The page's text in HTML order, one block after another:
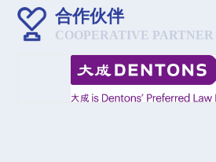
合作伙伴
COOPERATIVE PARTNER